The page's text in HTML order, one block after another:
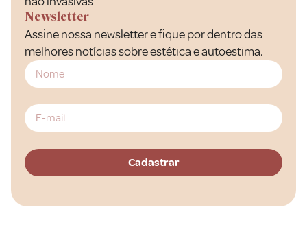
Newsletter
Assine nossa newsletter e fique por dentro das
melhores notícias sobre estética e autoestima.